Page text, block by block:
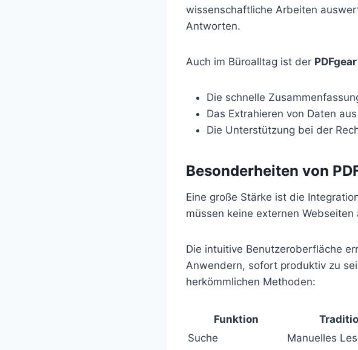
wissenschaftliche Arbeiten
Antworten.
Auch im Büroalltag ist der
Die schnelle
Das Extrahieren von Daten
Die Unterstützung bei der
Besonderheiten von
Eine große Stärke ist die
müssen keine externen
Die intuitive Benutzeroberfläche
Anwendern, sofort produktiv zu
herkömmlichen Methoden:
Funktion
Suche
Manuelles